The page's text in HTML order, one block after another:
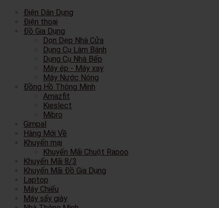
Điện Dân Dụng
Điện thoại
Đồ Gia Dụng
Dọn Dẹp Nhà Cửa
Dụng Cụ Làm Bánh
Dụng Cụ Nhà Bếp
Máy ép - Máy xay
Máy Nước Nóng
Đồng Hồ Thông Minh
Amazfit
Kieslect
Mibro
Gimpal
Hàng Mới Về
Khuyến mại
Khuyến Mãi Chuột Rapoo
Khuyến Mãi 8/3
Khuyến Mãi Đồ Gia Dụng
Laptop
Máy Chiếu
Máy sấy giày